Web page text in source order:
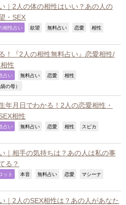
｜2人の体の相性はいい？あの人の
・SEX
相性占い 欲望 無料占い 恋愛 相性
！『2人の相性無料占い』恋愛相性/
性
占い 無料占い 恋愛 相性
の母）
年月日でわかる！2人の恋愛相性・
相性
占い 無料占い 恋愛 相性 スピカ
｜相手の気持ちは？あの人は私の事
る？
ット 本音 無料占い 恋愛 マシーナ
｜2人のSEX相性は？あの人があなた